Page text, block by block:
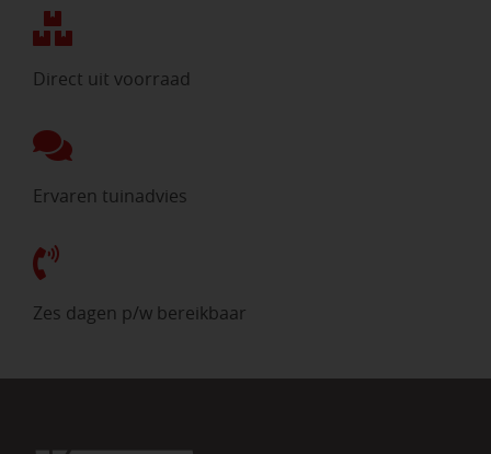
Direct uit voorraad
Ervaren tuinadvies
Zes dagen p/w bereikbaar